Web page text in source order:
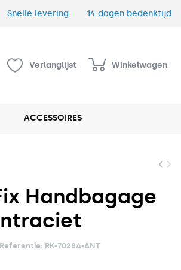
Snelle levering 14 dagen bedenktijd
Verlanglijst Winkelwagen
ACCESSOIRES
Handbagage
Referentie: RK-7028A-ANT